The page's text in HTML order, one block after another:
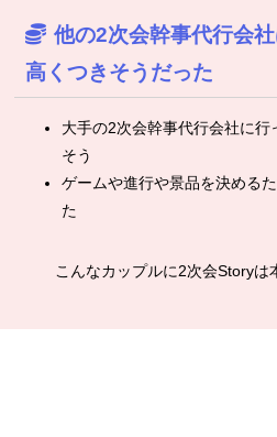
他の2次会幹事代行会
高くつきそうだった
大手の2次会幹事代行会社に行
そう
ゲームや進行や景品を決める
た
こんなカップルに2次会Storyは